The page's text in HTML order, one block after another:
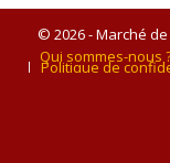
© 2026 - Marché
Qui sommes-nous
Politique de